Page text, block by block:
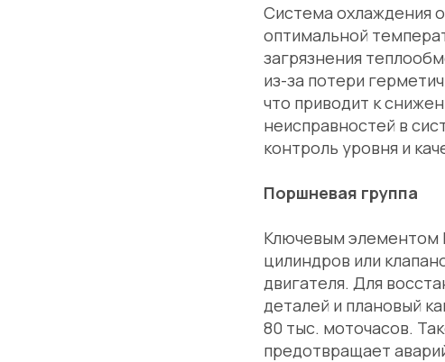
Система охлаждения
оптимальной
загрязнения
из-за потери
что приводит к
неисправностей в
контроль уровня и
Поршневая группа
Ключевым элементом
цилиндров или
двигателя. Для
деталей и плановый
80 тыс. моточасов.
предотвращает